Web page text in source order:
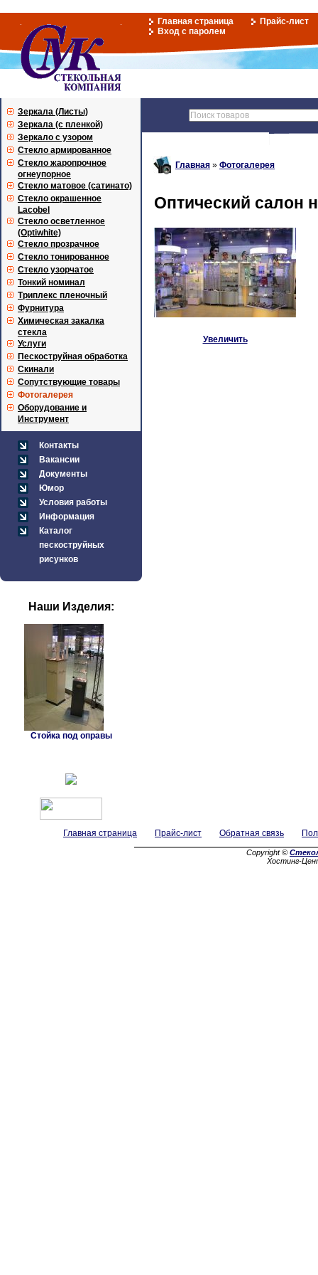
Главная страница
Прайс-лист
Вход с паролем
Зеркала (Листы)
Зеркала (с пленкой)
Зеркало с узором
Стекло армированное
Стекло жаропрочное
огнеупорное
Стекло матовое (сатинато)
Стекло окрашенное
Lacobel
Стекло осветленное
(Optiwhite)
Стекло прозрачное
Стекло тонированное
Стекло узорчатое
Тонкий номинал
Триплекс пленочный
Фурнитура
Химическая закалка
стекла
Услуги
Пескоструйная обработка
Скинали
Сопутствующие товары
Фотогалерея
Оборудование и
Инструмент
Контакты
Вакансии
Документы
Юмор
Условия работы
Информация
Каталог
пескоструйных
рисунков
Наши Изделия:
Стойка под оправы
Главная » Фотогалерея
Оптический салон
Увеличить
Главная страница Прайс-лист Обратная связь
Copyright ©
Хостинг-